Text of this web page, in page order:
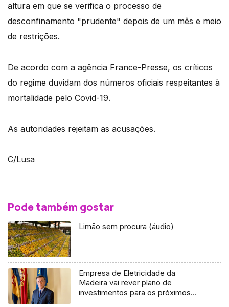
altura em que se verifica o processo de
desconfinamento "prudente" depois de um mês e meio
de restrições.
De acordo com a agência France-Presse, os críticos
do regime duvidam dos números oficiais respeitantes à
mortalidade pelo Covid-19.
As autoridades rejeitam as acusações.
C/Lusa
Pode também gostar
Limão sem procura (áudio)
Empresa de Eletricidade da
Madeira vai rever plano de
investimentos para os próximos